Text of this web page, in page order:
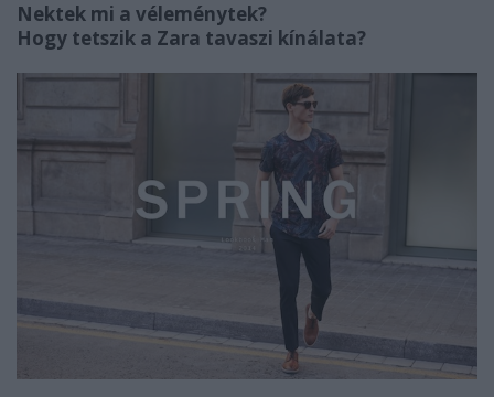
Nektek mi a véleménytek?
Hogy tetszik a Zara tavaszi kínálata?